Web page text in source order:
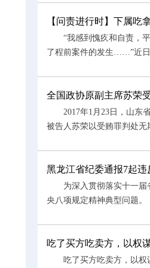
【问责进行时】下属吃
“我感到愧疚和自责，平
了程前案件的发生……”近
全国政协原副主席苏荣
2017年1月23日，山东省
被告人苏荣以受贿罪判处
黑龙江省纪委通报7起
为深入贯彻落实十一届省
央八项规定精神典型问题
吃了买方吃卖方，以权
吃了买方吃卖方，以权